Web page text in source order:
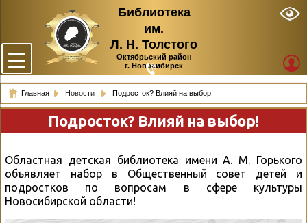
Библиотека
им.
Л. Н. Толстого
Октябрьский район
г. Новосибирск
Главная Новости Подросток? Влияй на выбор!
Подросток? Влияй на выбор!
Областная детская библиотека имени А. М. Горького
объявляет набор в Общественный совет детей и
подростков по вопросам в сфере культуры
Новосибирской области!